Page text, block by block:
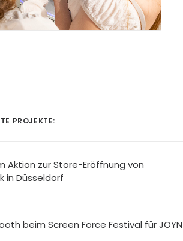
PROJEKTE:
Aktion zur Store-Eröffnung von
in Düsseldorf
beim Screen Force Festival für JOYN